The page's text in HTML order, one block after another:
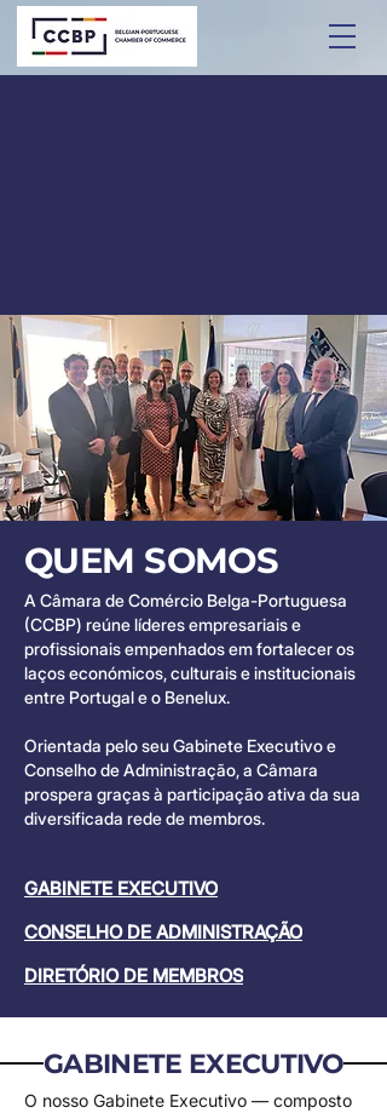
QUEM SOMOS
A Câmara de Comércio Belga-Portuguesa
(CCBP) reúne líderes empresariais e
profissionais empenhados em fortalecer os
laços económicos, culturais e institucionais
entre Portugal e o Benelux.
Orientada pelo seu Gabinete Executivo e
Conselho de Administração, a Câmara
prospera graças à participação ativa da sua
diversificada rede de membros.
GABINETE EXECUTIVO
CONSELHO DE ADMINISTRAÇÃO
DIRETÓRIO DE MEMBROS
GABINETE EXECUTIVO
O nosso Gabinete Executivo — composto